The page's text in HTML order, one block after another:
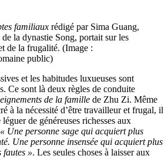
familiaux rédigé par Sima Guang,
la dynastie Song, portait sur les
de la frugalité. (Image :
public)
et les habitudes luxueuses sont
Ce sont là deux règles de conduite
de la famille de Zhu Zi. Même
à la nécessité d’être travailleur et frugal, il
de généreuses richesses aux
« Une personne sage qui acquiert plus
Une personne insensée qui acquiert plus
fautes ». Les seules choses à laisser aux